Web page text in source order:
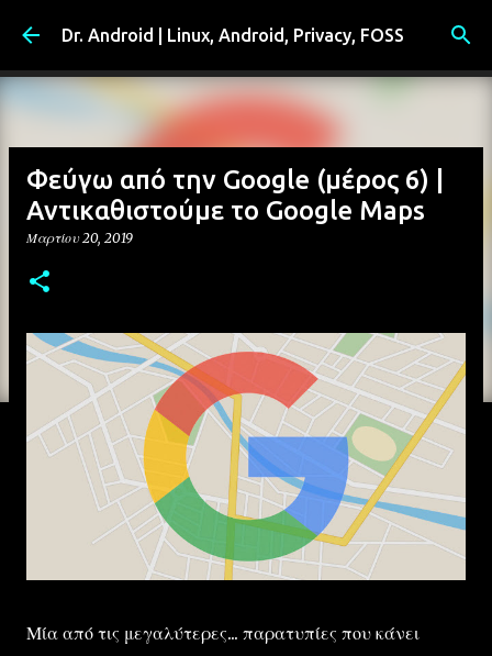
Μετάβαση στο κύριο περιεχόμενο
Dr. Android | Linux, Android, Privacy, FOSS
Φεύγω από την Google (μέρος 6) |
Αντικαθιστούμε το Google Maps
Μαρτίου 20, 2019
Μία από τις μεγαλύτερες... παρατυπίες που κάνει